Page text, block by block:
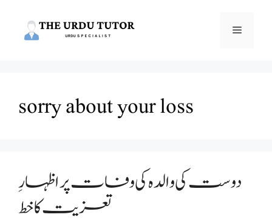
Menu
sorry about your loss
دوست کی والدہ کی وفات پر اظہارِ
تعزیت کا خط